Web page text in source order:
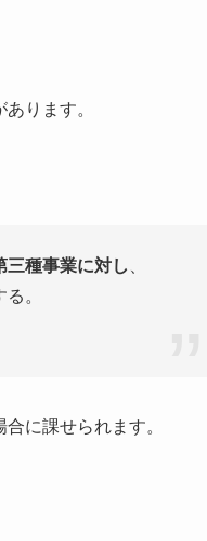
ります。
三種事業に対し
。
に課せられます。